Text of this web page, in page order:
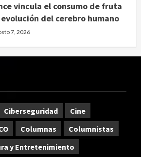
vincula el consumo de fruta
del cerebro humano
7, 2026
Ciberseguridad
Cine
Columnas
Columnistas
y Entretenimiento